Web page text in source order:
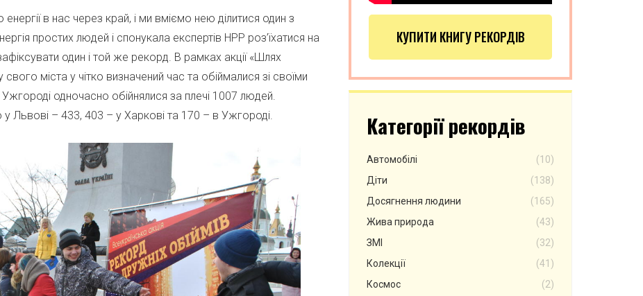
в нас через край, і ми вміємо нею ділитися один з
простих людей і спонукала експертів НРР роз’їхатися на
один і той же рекорд. В рамках акції «Шлях
міста у чітко визначений час та обіймалися зі своїми
одночасно обійнялися за плечі 1007 людей.
Львові – 433, 403 – у Харкові та 170 – в Ужгороді.
КУПИТИ КНИГУ РЕКОРДІВ
Категорії рекордів
Автомобілі
(10)
Діти
(138)
Досягнення людини
(165)
Жива природа
(43)
ЗМІ
(32)
Колекції
(41)
Космос
(2)